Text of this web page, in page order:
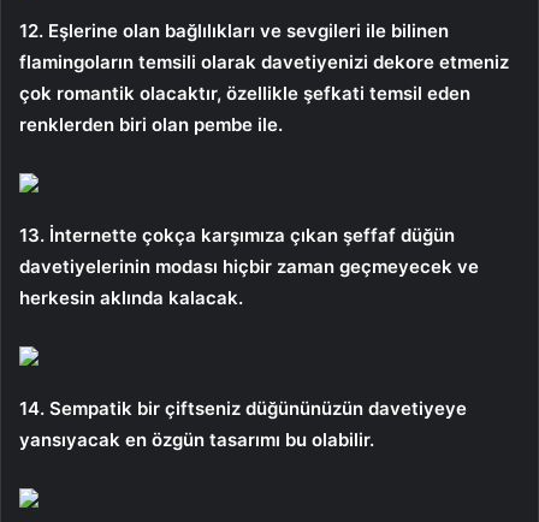
12. Eşlerine olan bağlılıkları ve sevgileri ile bilinen
flamingoların temsili olarak davetiyenizi dekore etmeniz
çok romantik olacaktır, özellikle şefkati temsil eden
renklerden biri olan pembe ile.
13. İnternette çokça karşımıza çıkan şeffaf düğün
davetiyelerinin modası hiçbir zaman geçmeyecek ve
herkesin aklında kalacak.
14. Sempatik bir çiftseniz düğününüzün davetiyeye
yansıyacak en özgün tasarımı bu olabilir.